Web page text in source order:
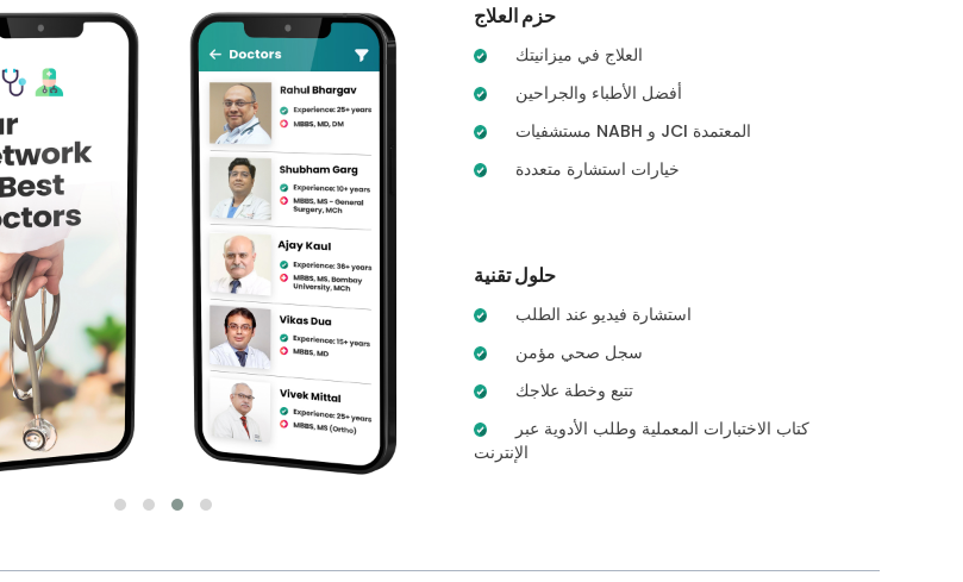
حزم العلاج
العلاج في ميزانيتك
أفضل الأطباء والجراحين
مستشفيات NABH و JCI المعتمدة
خيارات استشارة متعددة
حلول تقنية
استشارة فيديو عند الطلب
سجل صحي مؤمن
تتبع وخطة علاجك
الإنترنت